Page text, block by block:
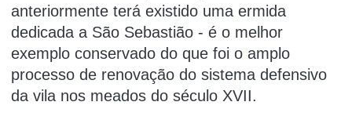
anteriormente terá existido uma ermida
dedicada a São Sebastião - é o melhor
exemplo conservado do que foi o amplo
processo de renovação do sistema defensivo
da vila nos meados do século XVII.